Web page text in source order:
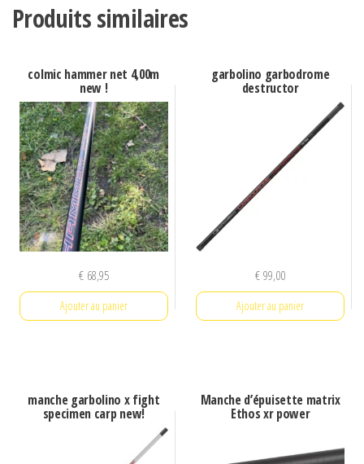
hybrid
Produits similaires
colmic hammer net 4,00m
new !
€68,95
Ajouter au panier
garbolino garbodrome
destructor
€99,00
Ajouter au panier
manche garbolino x fight
specimen carp new!
Manche d’épuisette matrix
Ethos xr power